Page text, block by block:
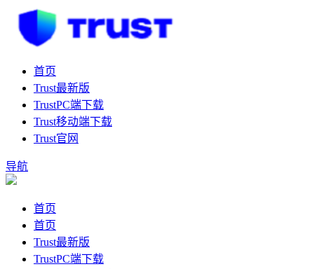
首页
Trust最新版
TrustPC端下载
Trust移动端下载
Trust官网
导航
首页
首页
Trust最新版
TrustPC端下载